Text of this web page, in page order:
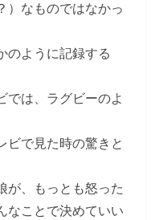
）なものではなかっ
のように記録する
では、ラグビーのよ
ビで見た時の驚きと
が、もっとも怒った
なことで決めていい